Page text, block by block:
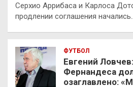
Серхио Аррибаса и Карлоса
продлении соглашения начались…
ФУТБОЛ
Евгений
Фернандеса
озаглавлено: